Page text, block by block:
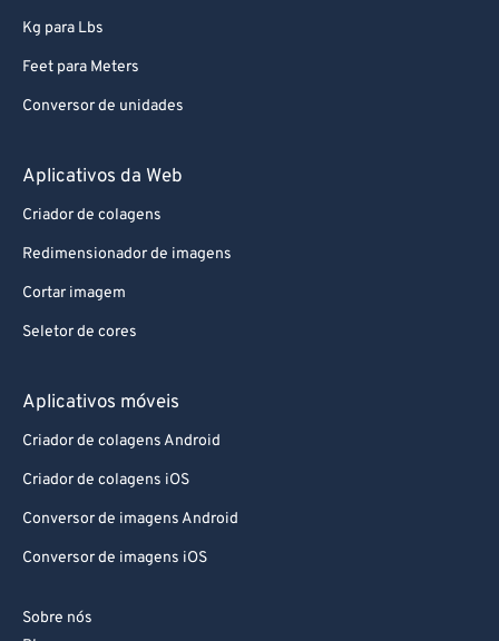
Kg para Lbs
Feet para Meters
Conversor de unidades
Aplicativos da Web
Criador de colagens
Redimensionador de imagens
Cortar imagem
Seletor de cores
Aplicativos móveis
Criador de colagens Android
Criador de colagens iOS
Conversor de imagens Android
Conversor de imagens iOS
Sobre nós